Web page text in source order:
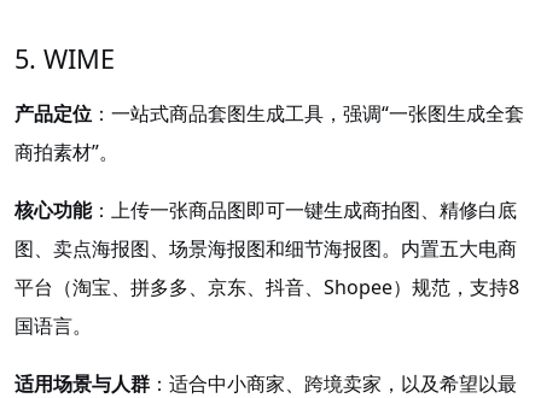
5. WIME
产品定位 ：一站式商品套图生成工具，强调“一张图生成全套
商拍素材”。
核心功能：上传一张商品图即可一键生成商拍图、精修白底
图、卖点海报图、场景海报图和细节海报图。内置五大电商
平台（淘宝、拼多多、京东、抖音、Shopee）规范，支持8
国语言。
适用场景与人群 ：适合中小商家、跨境卖家，以及希望以最